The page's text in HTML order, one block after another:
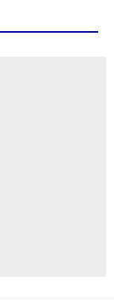
Quận 1